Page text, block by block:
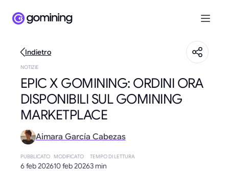
Indietro
NOTIZIE
EPIC X GOMINING: ORDINI ORA
DISPONIBILI SUL GOMINING
MARKETPLACE
Aimara García Cabezas
PUBBLICATO
6 feb 2026
MODIFICATO
10 feb 2026
TEMPO DI LETTURA
3 min